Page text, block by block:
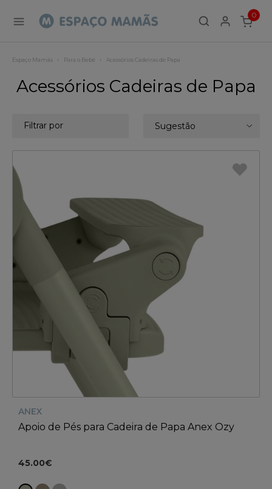
0
ITEMS
Espaço Mamãs Para o Bebé Acessórios Cadeiras de Papa
Acessórios Cadeiras de Papa
Sugestão
Filtrar por
ANEX
Apoio de Pés para Cadeira de Papa Anex Ozy
45.00€